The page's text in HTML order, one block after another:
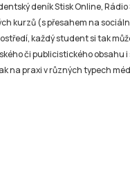
deník Stisk Online, Rádio
kurzů (s přesahem na
každý student si tak
či publicistického obsahu
na praxi v různých typech